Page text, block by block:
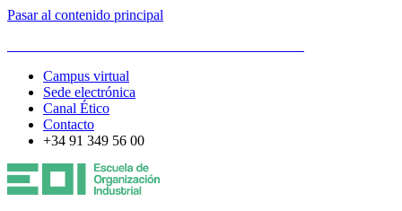
Pasar al contenido principal
Campus virtual
Sede electrónica
Canal Ético
Contacto
+34 91 349 56 00